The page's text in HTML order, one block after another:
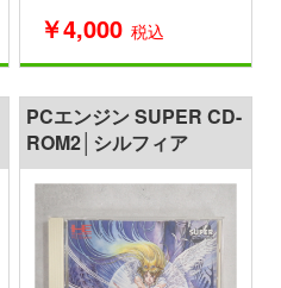
￥4,000 税込
PCエンジン SUPER CD-
ROM2│シルフィア